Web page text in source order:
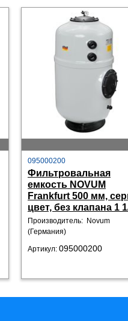
095000200
Фильтровальная
емкость NOVUM
Frankfurt 500 мм,
цвет, без клапана 1
Производитель: Novum
(Германия)
Артикул: 095000200